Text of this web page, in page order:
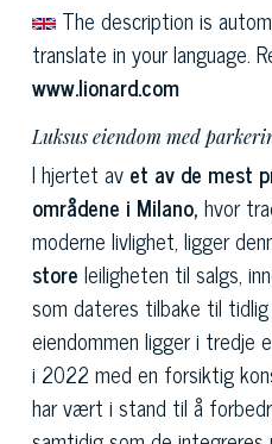
The description is
translate in your language.
www.lionard.com
Luksus eiendom med
I hjertet av et av de mest
områdene i Milano, hvor
moderne livlighet, ligger
store leiligheten til salgs,
som dateres tilbake til
eiendommen ligger i tredje
i 2022 med en forsiktig
har vært i stand til å